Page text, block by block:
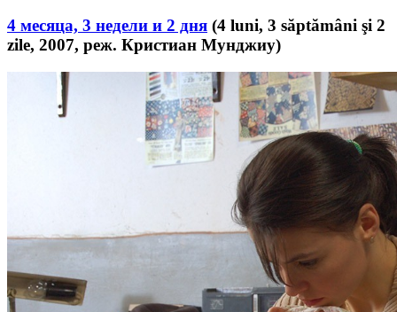
4 месяца, 3 недели и 2 дня (4 luni, 3 săptămâni şi 2
zile, 2007, реж. Кристиан Мунджиу)